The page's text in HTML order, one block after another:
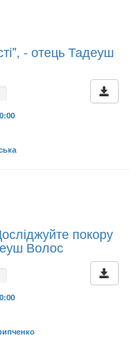
- отець Тадеуш
покору
Волос